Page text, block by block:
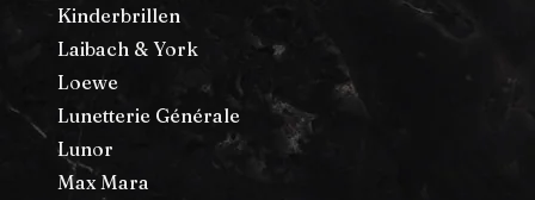
Kinderbrillen
Laibach & York
Loewe
Lunetterie Générale
Lunor
Max Mara